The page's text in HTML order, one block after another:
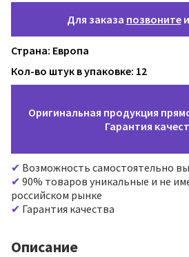
Для заказа позвоните
Страна: Европа
Кол-во штук в упаковке: 12
Оригинальная продукция
Гарантия
Возможность самостоятельно
90% товаров уникальные и не
российском рынке
Гарантия качества
Описание